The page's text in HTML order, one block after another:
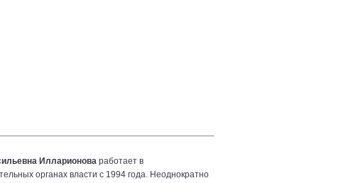
Илларионова работает в
органах власти с 1994 года. Неоднократно